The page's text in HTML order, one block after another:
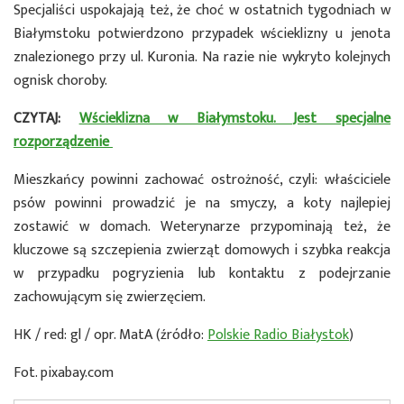
Specjaliści uspokajają też, że choć w ostatnich tygodniach w
Białymstoku potwierdzono przypadek wścieklizny u jenota
znalezionego przy ul. Kuronia. Na razie nie wykryto kolejnych
ognisk choroby.
CZYTAJ:Wścieklizna w Białymstoku. Jest specjalne
rozporządzenie
Mieszkańcy powinni zachować ostrożność, czyli: właściciele
psów powinni prowadzić je na smyczy, a koty najlepiej
zostawić w domach. Weterynarze przypominają też, że
kluczowe są szczepienia zwierząt domowych i szybka reakcja
w przypadku pogryzienia lub kontaktu z podejrzanie
zachowującym się zwierzęciem.
HK / red: gl / opr. MatA (źródło:Polskie Radio Białystok)
Fot. pixabay.com